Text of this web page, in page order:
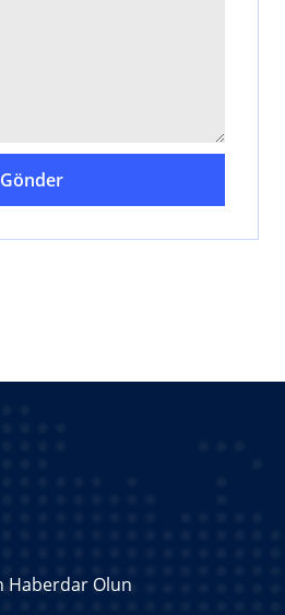
Gönder
Haberdar Olun